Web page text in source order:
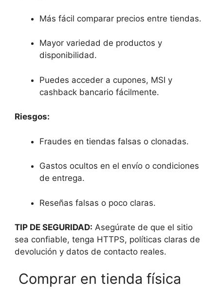
Más fácil comparar precios entre tiendas.
Mayor variedad de productos y
disponibilidad.
Puedes acceder a cupones, MSI y
cashback bancario fácilmente.
Riesgos:
Fraudes en tiendas falsas o clonadas.
Gastos ocultos en el envío o condiciones
de entrega.
Reseñas falsas o poco claras.
TIP DE SEGURIDAD: Asegúrate de que el sitio
sea confiable, tenga HTTPS, políticas claras de
devolución y datos de contacto reales.
Comprar en tienda física